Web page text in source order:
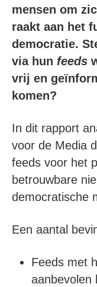
mensen om
raakt aan het
democratie.
via hun feeds
vrij en
komen?
In dit rapport
voor de Media
feeds voor het
betrouwbare
democratische
Een aantal
Feeds met
aanbevolen